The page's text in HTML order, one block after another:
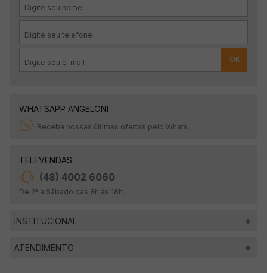
OK
WHATSAPP ANGELONI
Receba nossas últimas ofertas pelo Whats.
TELEVENDAS
(48) 4002 6060
De 2ª a Sábado das 8h às 18h.
INSTITUCIONAL
ATENDIMENTO